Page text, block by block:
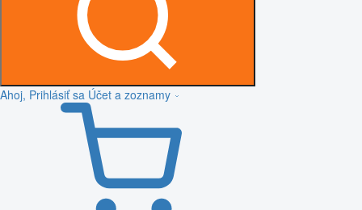
Ahoj, Prihlásiť sa Účet a zoznamy